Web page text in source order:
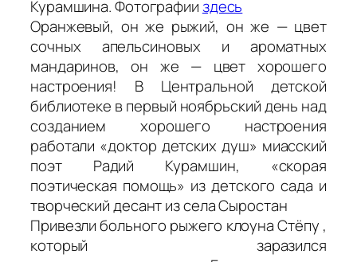
Курамшина. Фотографииздесь
Оранжевый, он же рыжий, он же — цвет
сочных апельсиновых и ароматных
мандаринов, он же — цвет хорошего
настроения! В Центральной детской
библиотеке в первый ноябрьский день над
созданием хорошего настроения
работали «доктор детских душ» миасский
поэт Радий Курамшин, «скорая
поэтическая помощь» из детского сада и
творческий десант из села Сыростан
Привезли больного рыжего клоуна Стёпу ,
который заразился